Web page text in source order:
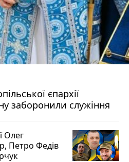
єпархії
заборонили служіння
Олег
Петро Федів